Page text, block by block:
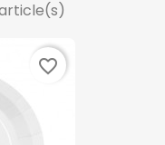
favorite_border